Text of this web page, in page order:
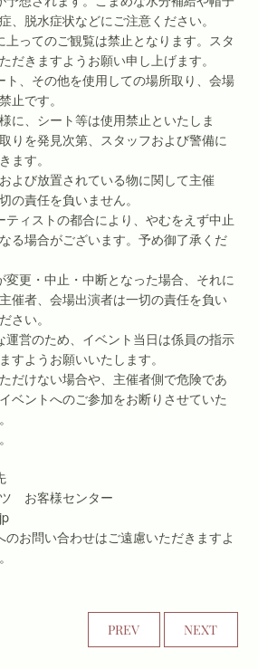
、脱水症状などにご注意ください。
ってのご観覧は禁止となります。スタ
だきますようお願い申し上げます。
ト、その他を使用しての場所取り、会場
止です。
に、シート等は使用禁止といたしま
りを発見次第、スタッフおよび警備に
ます。
よび放置されている物に関して主催
の責任を負いません。
ィストの都合により、やむをえず中止
る場合がございます。予め御了承くだ
更・中止・中断となった場合、それに
催者、会場出演者は一切の責任を負い
さい。
運営のため、イベント当日は係員の指示
すようお願いいたします。
だけない場合や、主催者側で危険であ
ベントへのご参加をお断りさせていた
お客様センター
お問い合わせはご遠慮いただきますよ
PREV NEXT